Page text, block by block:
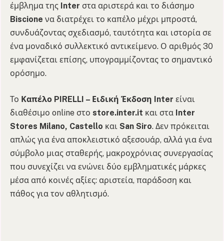
έμβλημα της Inter στα αριστερά και το διάσημο
Biscione να διατρέχει το καπέλο μέχρι μπροστά,
συνδυάζοντας σχεδιασμό, ταυτότητα και ιστορία σε
ένα μοναδικό συλλεκτικό αντικείμενο. Ο αριθμός 30
εμφανίζεται επίσης, υπογραμμίζοντας το σημαντικό
ορόσημο.
Το Καπέλο PIRELLI – Ειδική Έκδοση Inter είναι
διαθέσιμο online στο store.inter.it και στα Inter
Stores Milano, Castello και San Siro. Δεν πρόκειται
απλώς για ένα αποκλειστικό αξεσουάρ, αλλά για ένα
σύμβολο μιας σταθερής, μακροχρόνιας συνεργασίας
που συνεχίζει να ενώνει δύο εμβληματικές μάρκες
μέσα από κοινές αξίες: αριστεία, παράδοση και
πάθος για τον αθλητισμό.